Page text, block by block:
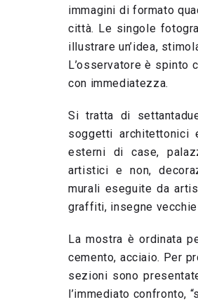
immagini di formato
città. Le singole
illustrare un’idea,
L’osservatore è
con immediatezza.
Si tratta di
soggetti
esterni di case,
artistici e non,
murali eseguite da
graffiti, insegne vecchie
La mostra è ordinata
cemento, acciaio. Per
sezioni sono
l’immediato confronto,